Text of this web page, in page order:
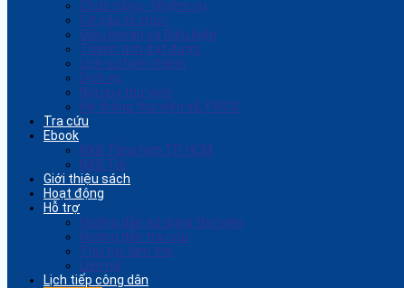
Chức năng - Nhiệm vụ
Cơ cấu tổ chức
Điều khoản và Điều kiện
Thành tích đạt được
Lịch sử hình thành
Dịch vụ
Nội quy thư viện
Hệ thống thư viện xã, PĐCS
Tra cứu
Ebook
NXB Tổng hợp TP. HCM
NXB Trẻ
Giới thiệu sách
Hoạt động
Hỗ trợ
Hướng dẫn sử dụng thư viện
Hướng dẫn tra cứu
Thủ tục làm thẻ
Liên hệ
Lịch tiếp công dân